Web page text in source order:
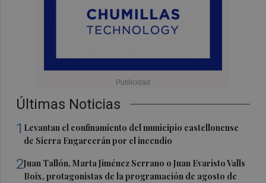
Últimas Noticias
1 Levantan el confinamiento del municipio castellonense
de Sierra Engarcerán por el incendio
2Juan Tallón, Marta Jiménez Serrano o Juan Evaristo Valls
Boix, protagonistas de la programación de agosto de